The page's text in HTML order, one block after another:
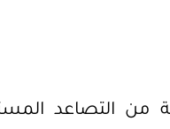
من التصاعد